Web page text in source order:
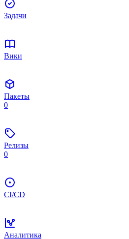
Задачи
Вики
Пакеты
0
Релизы
0
CI/CD
Аналитика